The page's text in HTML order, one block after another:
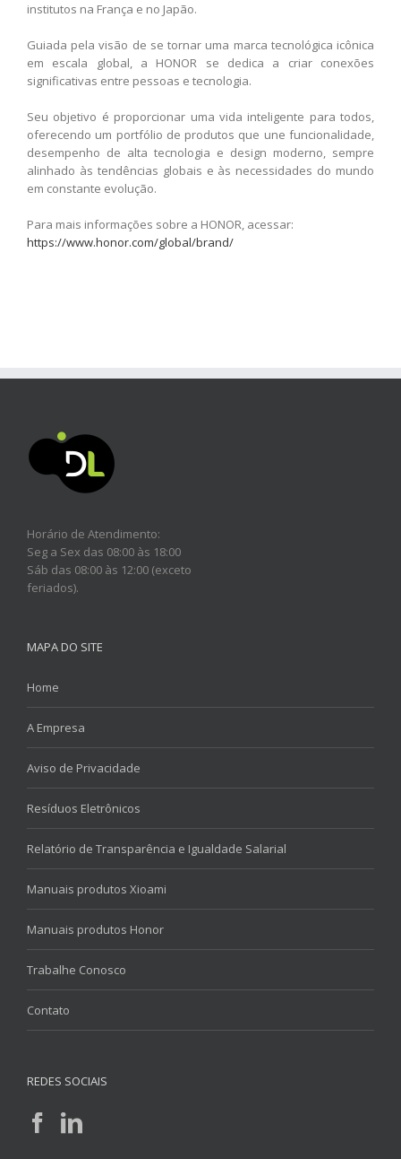
institutos na França e no Japão.
Guiada pela visão de se tornar uma marca tecnológica icônica
em escala global, a HONOR se dedica a criar conexões
significativas entre pessoas e tecnologia.
Seu objetivo é proporcionar uma vida inteligente para todos,
oferecendo um portfólio de produtos que une funcionalidade,
desempenho de alta tecnologia e design moderno, sempre
alinhado às tendências globais e às necessidades do mundo
em constante evolução.
Para mais informações sobre a HONOR, acessar:
https://www.honor.com/global/brand/
Horário de Atendimento:
Seg a Sex das 08:00 às 18:00
Sáb das 08:00 às 12:00 (exceto
feriados).
MAPA DO SITE
Home
A Empresa
Aviso de Privacidade
Resíduos Eletrônicos
Relatório de Transparência e Igualdade Salarial
Manuais produtos Xioami
Manuais produtos Honor
Trabalhe Conosco
Contato
REDES SOCIAIS